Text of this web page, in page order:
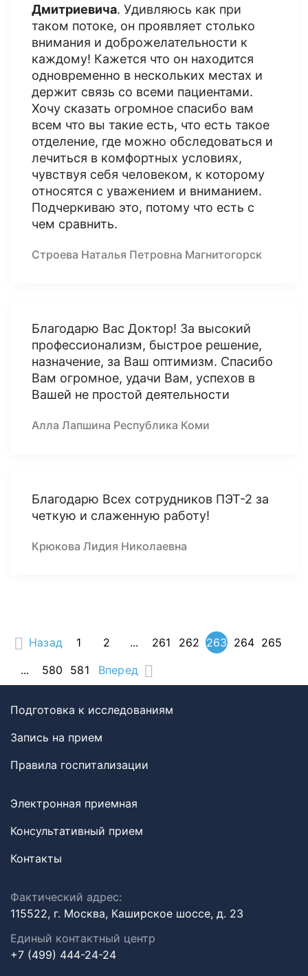
Дмитриевича. Удивляюсь как при
таком потоке, он проявляет столько
внимания и доброжелательности к
каждому! Кажется что он находится
одновременно в нескольких местах и
держит связь со всеми пациентами.
Хочу сказать огромное спасибо вам
всем что вы такие есть, что есть такое
отделение, где можно обследоваться и
лечиться в комфортных условиях,
чувствуя себя человеком, к которому
относятся с уважением и вниманием.
Подчеркиваю это, потому что есть с
чем сравнить.
Строева Наталья Петровна Магнитогорск
Благодарю Вас Доктор! За высокий
профессионализм, быстрое решение,
назначение, за Ваш оптимизм. Спасибо
Вам огромное, удачи Вам, успехов в
Вашей не простой деятельности
Алла Лапшина Республика Коми
Благодарю Всех сотрудников ПЭТ-2 за
четкую и слаженную работу!
Крюкова Лидия Николаевна
Назад 1 2 ... 261 262 263 264 265
...
580 581 Вперед
Подготовка к исследованиям
Запись на прием
Правила госпитализации
Электронная приемная
Консультативный прием
Контакты
Фактический адрес:
115522, г. Москва, Каширское шоссе, д. 23
Единый контактный центр
+7 (499) 444-24-24